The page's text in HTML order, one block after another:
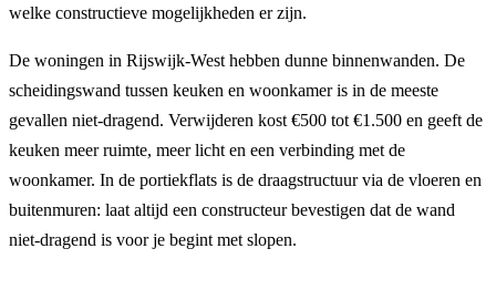
welke constructieve mogelijkheden er zijn.
De woningen in Rijswijk-West hebben dunne binnenwanden. De
scheidingswand tussen keuken en woonkamer is in de meeste
gevallen niet-dragend. Verwijderen kost €500 tot €1.500 en geeft de
keuken meer ruimte, meer licht en een verbinding met de
woonkamer. In de portiekflats is de draagstructuur via de vloeren en
buitenmuren: laat altijd een constructeur bevestigen dat de wand
niet-dragend is voor je begint met slopen.